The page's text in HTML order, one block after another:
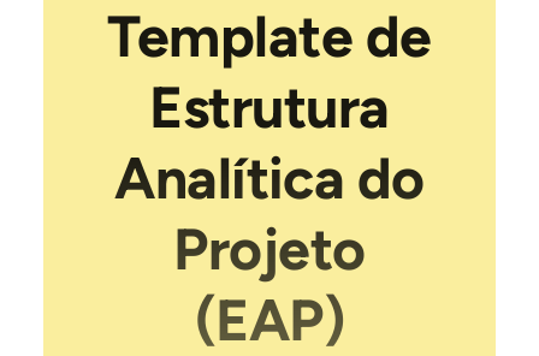
Template de
Estrutura
Analítica do
Projeto
(EAP)